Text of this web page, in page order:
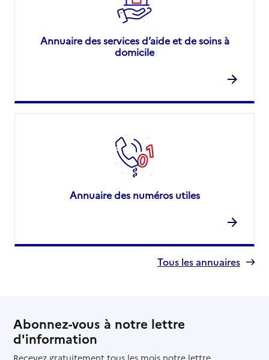
Annuaire des services d’aide et de soins à
domicile
Annuaire des numéros utiles
Tous les annuaires
Abonnez-vous à notre lettre
d'information
Recevez gratuitement tous les mois notre lettre